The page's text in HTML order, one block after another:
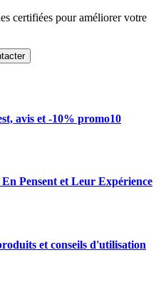
certifiées pour améliorer votre
avis et -10% promo10
Pensent et Leur Expérience
et conseils d'utilisation